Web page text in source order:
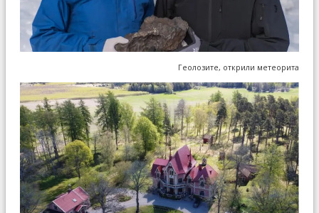
Геолозите, открили метеорита